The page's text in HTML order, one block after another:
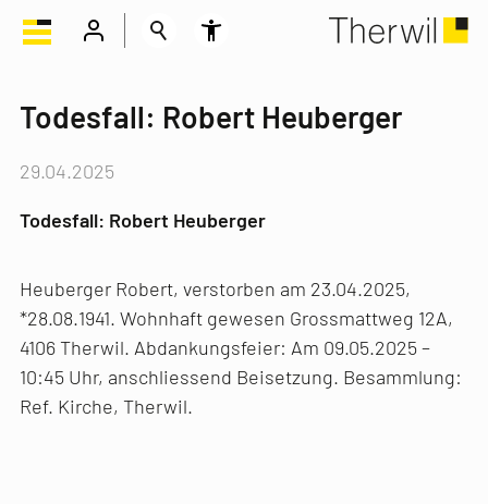
Todesfall: Robert Heuberger
29.04.2025
Todesfall: Robert Heuberger
Heuberger Robert, verstorben am 23.04.2025,
*28.08.1941. Wohnhaft gewesen Grossmattweg 12A,
4106 Therwil. Abdankungsfeier: Am 09.05.2025 –
10:45 Uhr, anschliessend Beisetzung. Besammlung:
Ref. Kirche, Therwil.